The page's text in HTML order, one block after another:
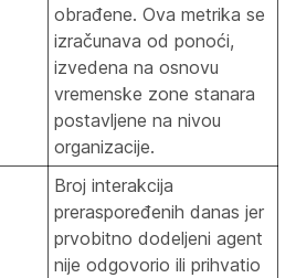
obrađene. Ova metrika se
izračunava od ponoći,
izvedena na osnovu
vremenske zone stanara
postavljene na nivou
organizacije.
Broj interakcija
preraspoređenih danas jer
prvobitno dodeljeni agent
nije odgovorio ili prihvatio